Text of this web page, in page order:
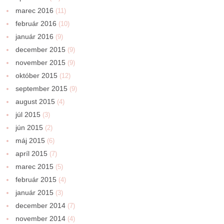
marec 2016 (11)
február 2016 (10)
január 2016 (9)
december 2015 (9)
november 2015 (9)
október 2015 (12)
september 2015 (9)
august 2015 (4)
júl 2015 (3)
jún 2015 (2)
máj 2015 (6)
apríl 2015 (7)
marec 2015 (5)
február 2015 (4)
január 2015 (3)
december 2014 (7)
november 2014 (4)